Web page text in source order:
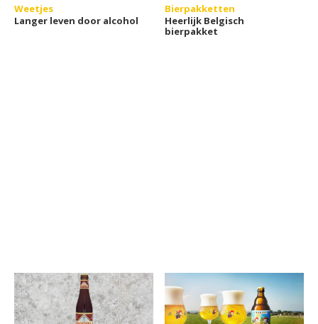
Weetjes
Langer leven door alcohol
Bierpakketten
Heerlijk Belgisch
bierpakket